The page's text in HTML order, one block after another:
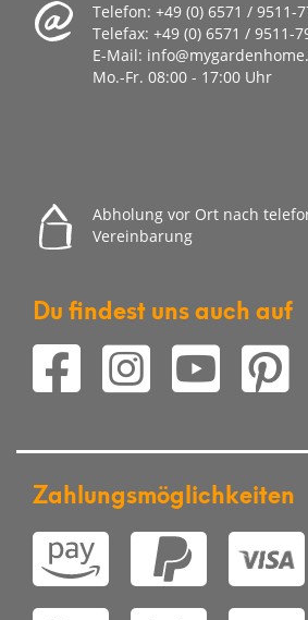
Telefon: +49 (0) 6571 / 9511-
Telefax: +49 (0) 6571 / 9511-
E-Mail:
Mo.-Fr. 08:00 - 17:00 Uhr
Abholung vor Ort nach
Vereinbarung
Du findest uns auch auf
Zahlungsmöglichkeiten